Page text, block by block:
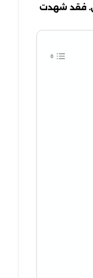
فقد شهدت